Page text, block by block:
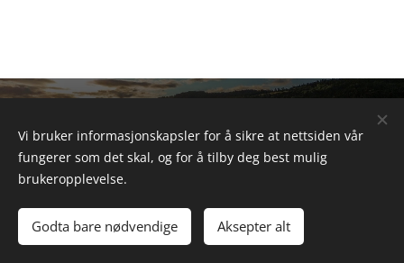
Legg til i handlekurven
Informasjonskapsler
Vi bruker informasjonskapsler for å sikre at nettsiden vår
fungerer som det skal, og for å tilby deg best mulig
brukeropplevelse.
Godta bare nødvendige Aksepter alt